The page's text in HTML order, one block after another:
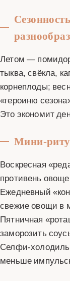
Летом —
тыква, свёкла,
корнеплоды;
«героиню
Это экономит
Мини-
Воскресная
противень
Ежедневный
свежие овощи в
Пятничная
заморозить
Селфи-
меньше